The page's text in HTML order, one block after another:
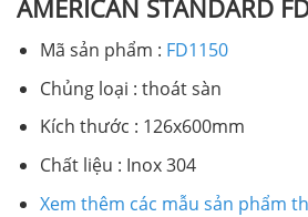
AMERICAN STANDARD
Mã sản phẩm : FD1150
Chủng loại : thoát sàn
Kích thước : 126x600mm
Chất liệu : Inox 304
Xem thêm các mẫu sản phẩm